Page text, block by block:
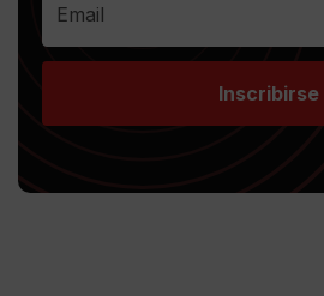
Inscribirse